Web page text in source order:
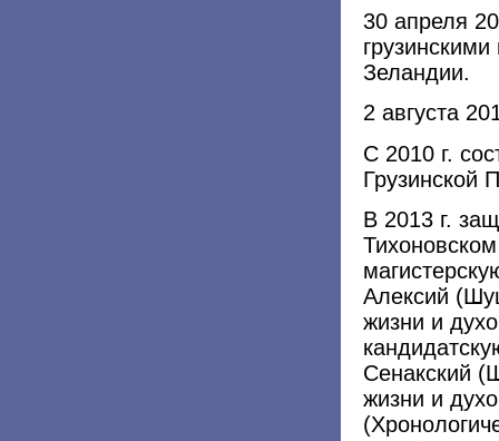
30 апреля
Зеландии.
2 августа
С 2010 г.
Грузинской
В 2013 г.
Алексий
жизни и
Сенакский
жизни и